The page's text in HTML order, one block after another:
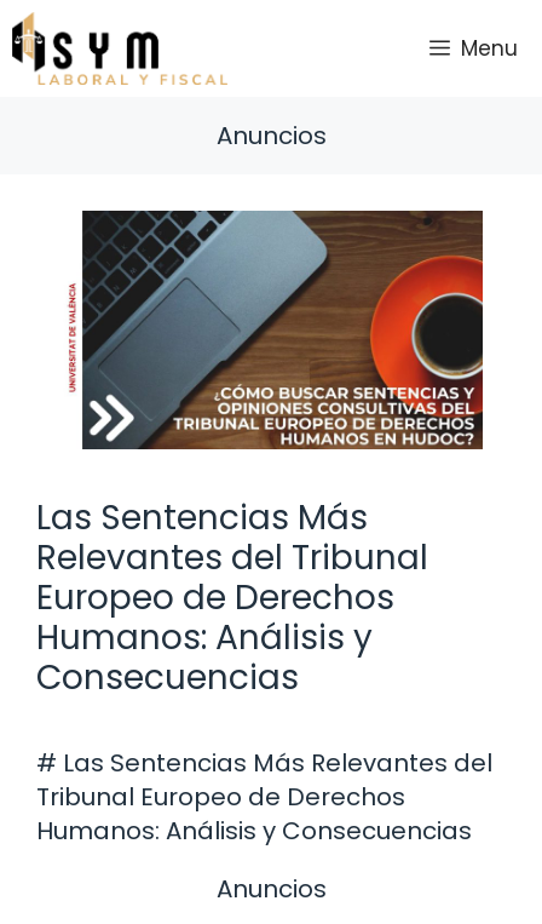
Saltar
al
contenido
Menu
Anuncios
Las Sentencias Más
Relevantes del Tribunal
Europeo de Derechos
Humanos: Análisis y
Consecuencias
# Las Sentencias Más Relevantes del
Tribunal Europeo de Derechos
Humanos: Análisis y Consecuencias
Anuncios